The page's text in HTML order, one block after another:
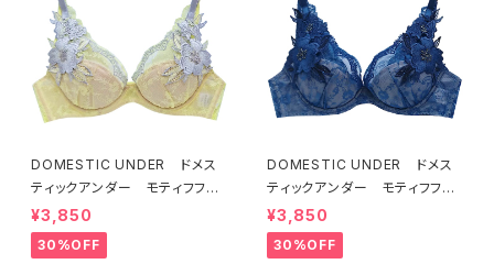
DOMESTIC UNDER ドメス
ティックアンダー モティフフル
ール ブラジャー（レモネード）
D2255 送料無料
¥3,850
30%OFF
DOMESTIC UNDER ドメス
ティックアンダー モティフフル
ール ブラジャー（ブルー）D22
55
¥3,850
30%OFF